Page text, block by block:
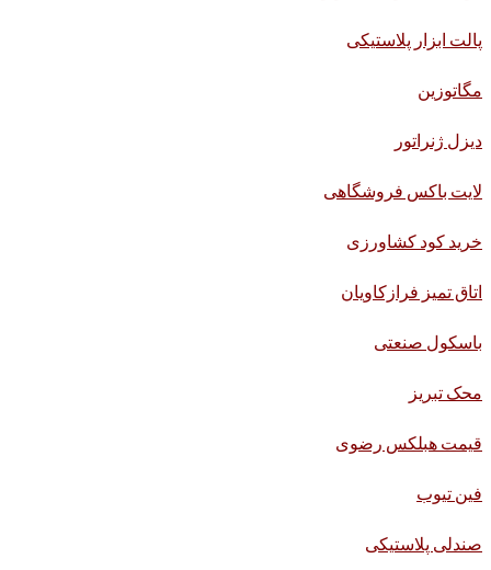
پالت ابزار پلاستیکی
مگاتوزین
دیزل ژنراتور
لایت باکس فروشگاهی
خرید کود کشاورزی
اتاق تمیز فرازکاویان
باسکول صنعتی
محک تبریز
قیمت هبلکس رضوی
فین تیوب
صندلی پلاستیکی